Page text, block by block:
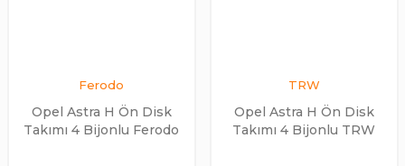
Ferodo
Opel Astra H Ön Disk
Takımı 4 Bijonlu Ferodo
TRW
Opel Astra H Ön Disk
Takımı 4 Bijonlu TRW